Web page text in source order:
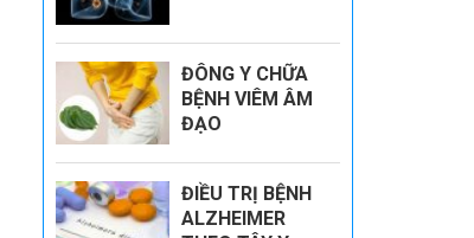
ĐÔNG Y CHỮA
BỆNH VIÊM ÂM
ĐẠO
ĐIỀU TRỊ BỆNH
ALZHEIMER